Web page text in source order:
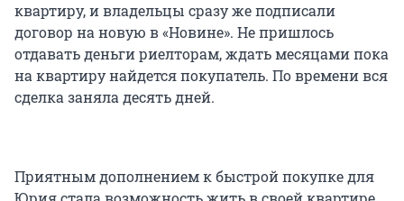
квартиру, и владельцы сразу же подписали
договор на новую в «Новине». Не пришлось
отдавать деньги риелторам, ждать месяцами пока
на квартиру найдется покупатель. По времени вся
сделка заняла десять дней.
Приятным дополнением к быстрой покупке для